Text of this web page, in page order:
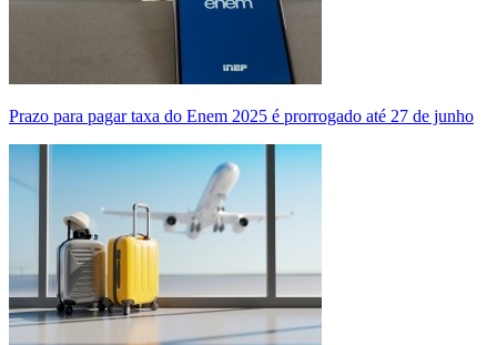
Prazo para pagar taxa do Enem 2025 é prorrogado até 27 de junho